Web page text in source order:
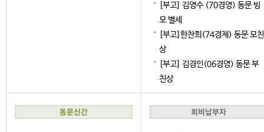
[부고] 김영수 (70경영) 동문 빙
모 별세
[부고]한찬희(74경제) 동문 모친
상
[부고] 김경인(06경영) 동문 부
친상